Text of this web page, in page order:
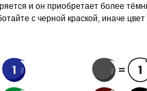
и он приобретает более
с черной краской, иначе цвет